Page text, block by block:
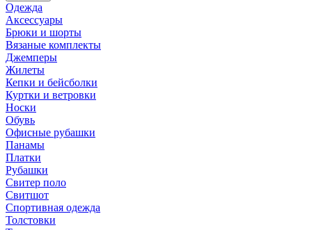
Одежда
Аксессуары
Брюки и шорты
Вязаные комплекты
Джемперы
Жилеты
Кепки и бейсболки
Куртки и ветровки
Носки
Обувь
Офисные рубашки
Панамы
Платки
Рубашки
Свитер поло
Свитшот
Спортивная одежда
Толстовки